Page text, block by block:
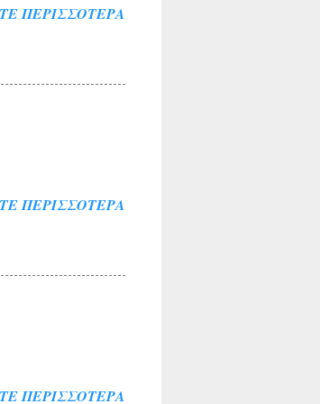
ΠΕΡΙΣΣΌΤΕΡΑ
ΠΕΡΙΣΣΌΤΕΡΑ
ΠΕΡΙΣΣΌΤΕΡΑ